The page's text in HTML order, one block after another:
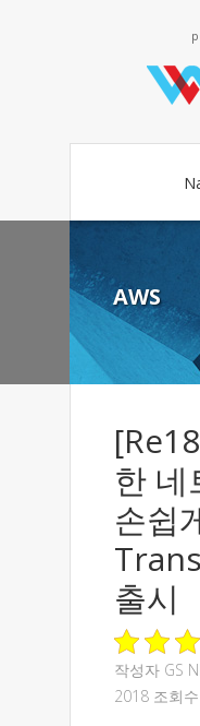
AWS
한 네
손쉽
출시
작성자 GS
2018 조회